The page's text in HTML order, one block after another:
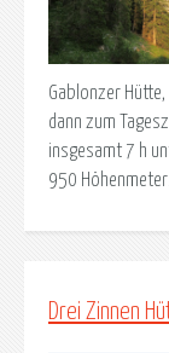
Gablonzer
dann zum
insgesamt 7 h
950 Höhenmeter.
Drei Zinnen